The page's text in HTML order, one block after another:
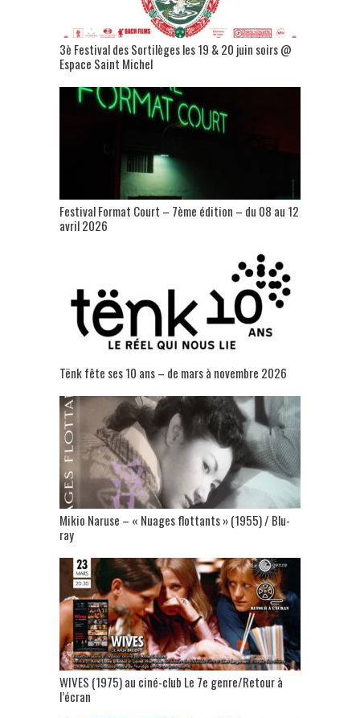
3è Festival des Sortilèges les 19 & 20 juin soirs @
Espace Saint Michel
Festival Format Court – 7ème édition – du 08 au 12
avril 2026
Tënk fête ses 10 ans – de mars à novembre 2026
Mikio Naruse – « Nuages flottants » (1955) / Blu-
ray
WIVES (1975) au ciné-club Le 7e genre/Retour à
l’écran